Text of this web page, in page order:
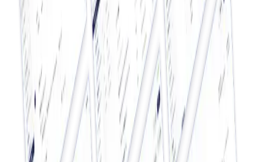
データ・システム
CDP・データプラットフォーム
詳しく見る
データ・システム
マーケティングオートメーション（MA）